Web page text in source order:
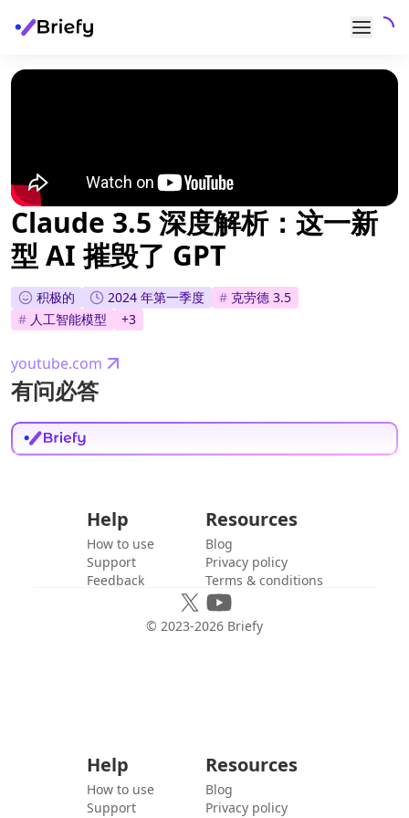
Claude 3.5 深度解析：这一新
型 AI 摧毁了 GPT
积极的 2024 年第一季度 # 克劳德 3.5
# 人工智能模型 +3
youtube.com
有问必答
Help
How to use
Support
Feedback
Resources
Blog
Privacy policy
Terms & conditions
© 2023-2026 Briefy
Help
How to use
Support
Resources
Blog
Privacy policy